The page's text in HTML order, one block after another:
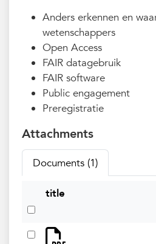
Anders erkennen en
wetenschappers
Open Access
FAIR datagebruik
FAIR software
Public engagement
Preregistratie
Attachments
Documents (1)
title